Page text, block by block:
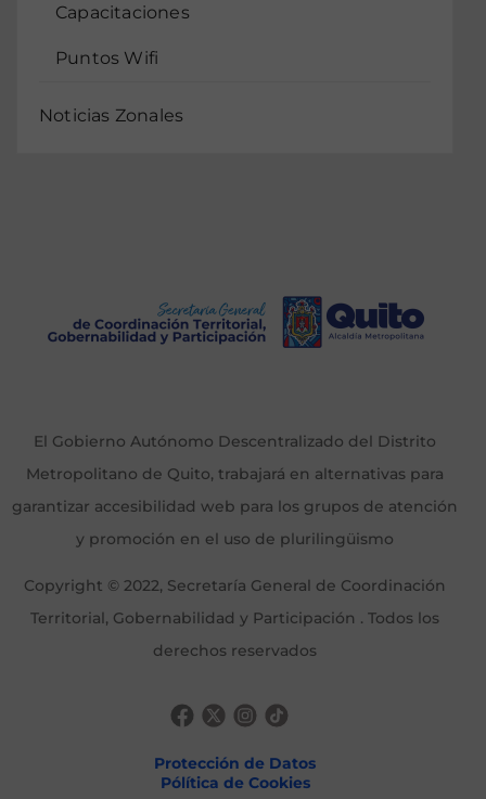
Capacitaciones
Puntos Wifi
Noticias Zonales
El Gobierno Autónomo Descentralizado del Distrito
Metropolitano de Quito, trabajará en alternativas para
garantizar accesibilidad web para los grupos de atención
y promoción en el uso de plurilingüismo
Copyright © 2022, Secretaría General de Coordinación
Territorial, Gobernabilidad y Participación . Todos los
derechos reservados
Protección de Datos
Pólítica de Cookies